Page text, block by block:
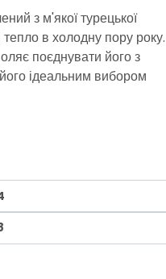
з м'якої турецької
в холодну пору року.
поєднувати його з
ідеальним вибором
кардиган стане